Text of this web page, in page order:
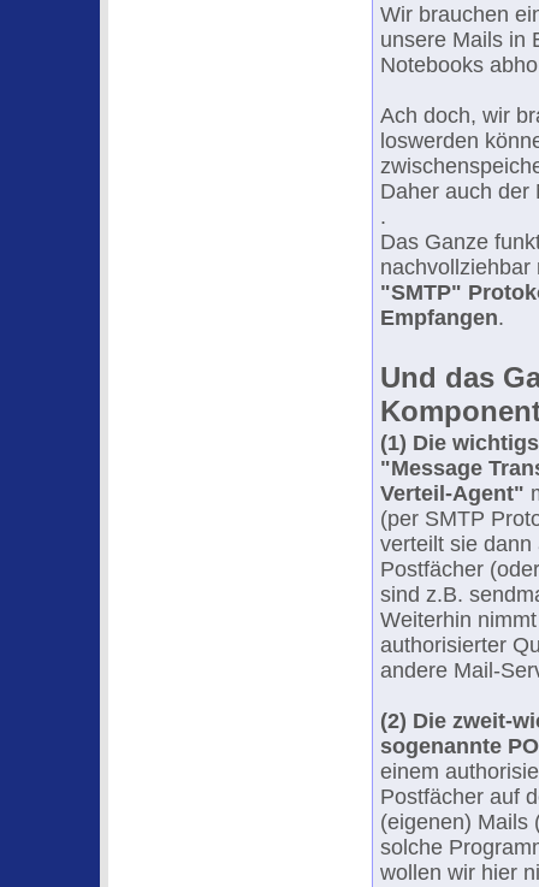
Wir brauchen
unsere Mails in
Notebooks
Ach doch, wir
loswerden
Daher auch der
.
Das Ganze
nachvollziehbar
"SMTP"
Empfangen.
Und das
(1) Die
"Message
Verteil-Agent"
(per SMTP
verteilt sie
Postfächer
sind z.B.
Weiterhin
authorisierter
andere Mail-
(2) Die zweit-
sogenannte
einem
Postfächer auf
(eigenen) Mails
solche
wollen wir hier